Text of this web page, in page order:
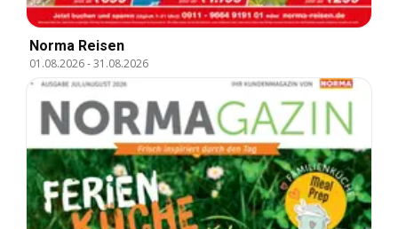
Norma Reisen
01.08.2026-31.08.2026